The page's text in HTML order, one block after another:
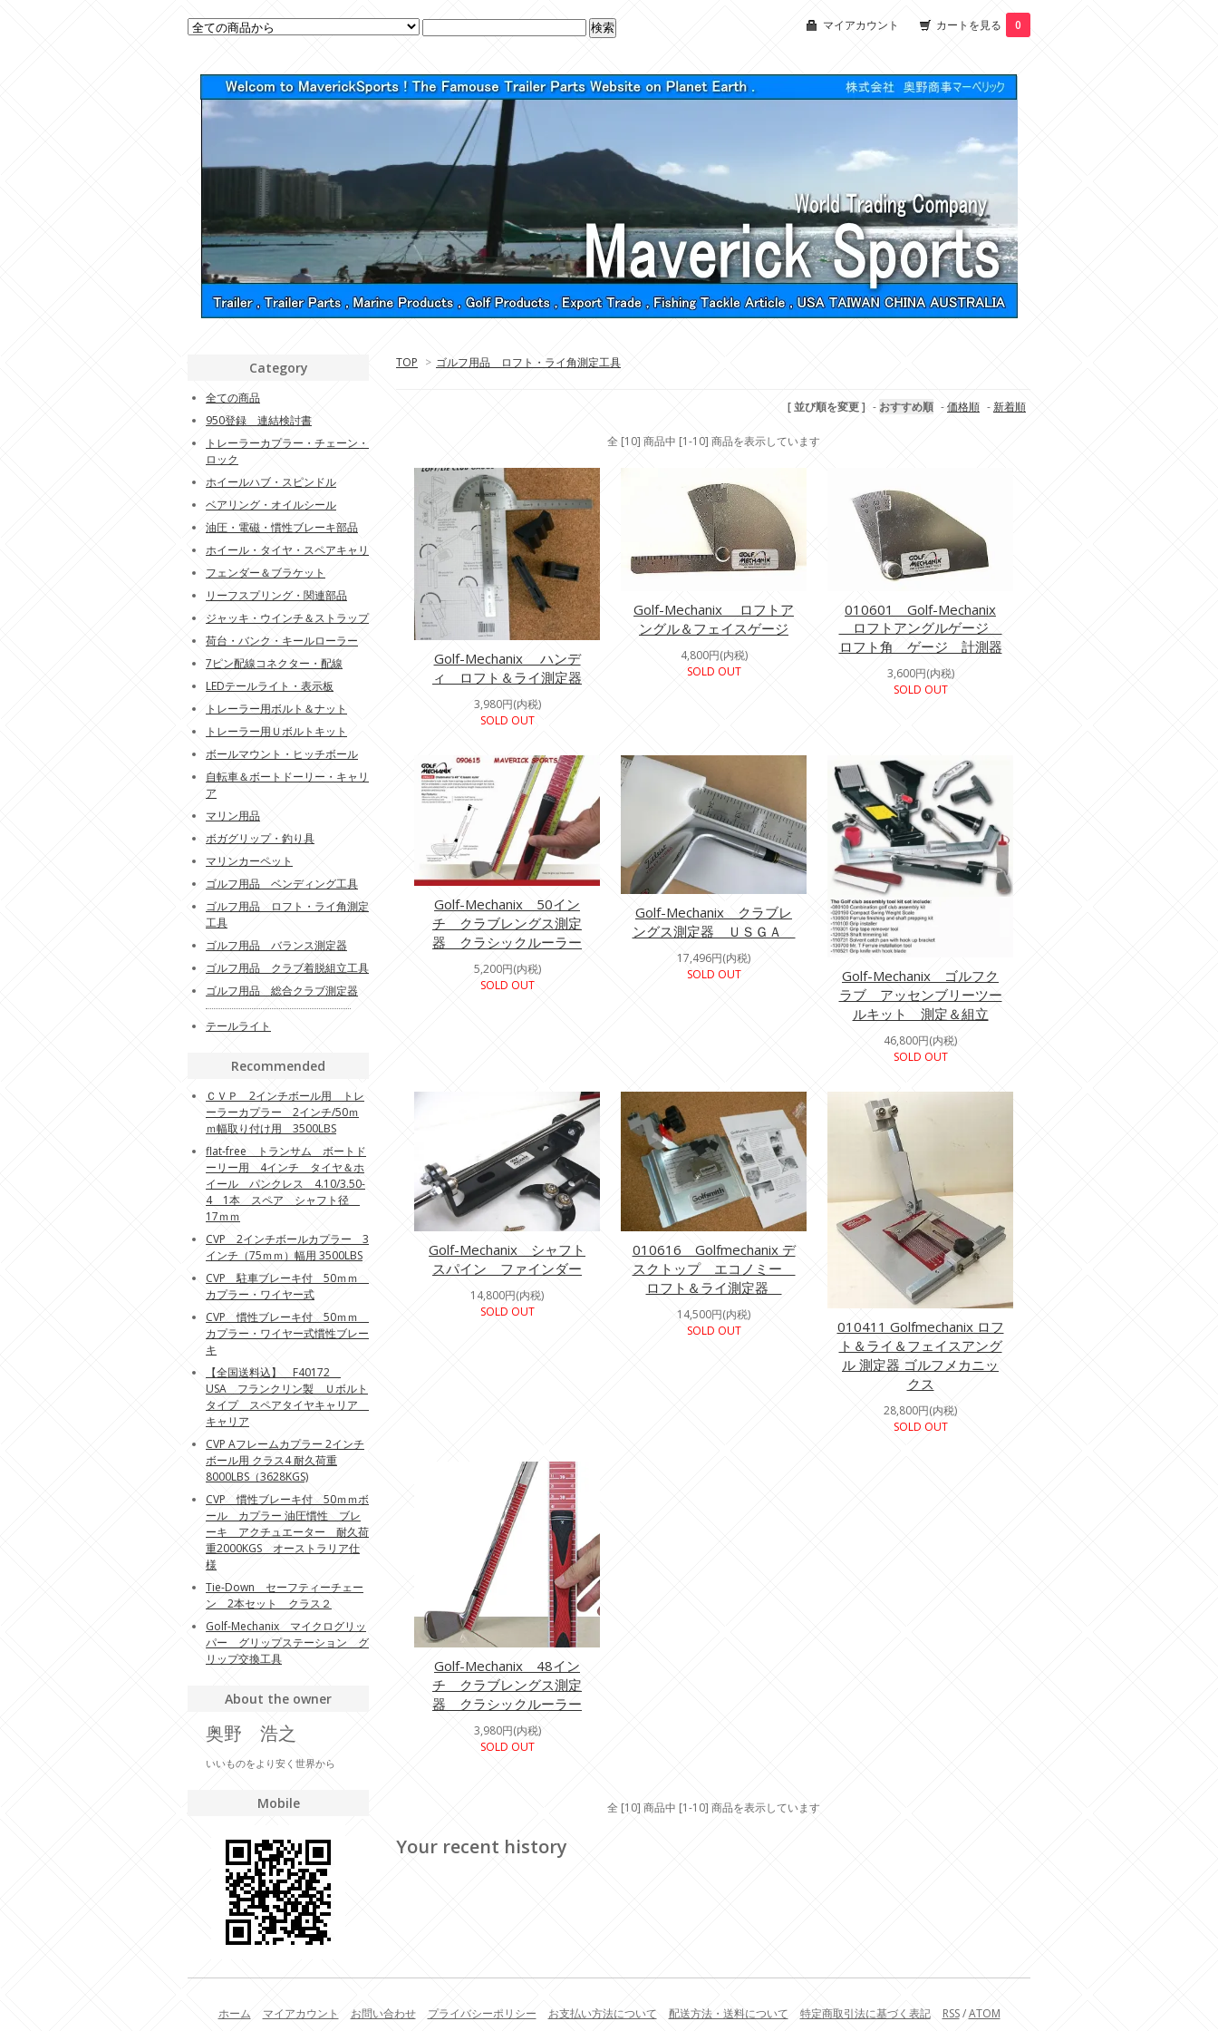
マイアカウント カートを見る 0
TOP > ゴルフ用品 ロフト・ライ角測定工具
[ 並び順を変更 ] - おすすめ順 -価格順 -新着順
全 [10] 商品中 [1-10] 商品を表示しています
Golf-Mechanix ハンデ
ィ ロフト＆ライ測定器
3,980円(内税)
SOLD OUT
Golf-Mechanix ロフトア
ングル＆フェイスゲージ
4,800円(内税)
SOLD OUT
010601 Golf-Mechanix
ロフトアングルゲージ
ロフト角 ゲージ 計測器
3,600円(内税)
SOLD OUT
Golf-Mechanix 50イン
チ クラブレングス測定
器 クラシックルーラー
5,200円(内税)
SOLD OUT
Golf-Mechanix クラブレ
ングス測定器 ＵＳＧＡ
17,496円(内税)
SOLD OUT
Golf-Mechanix ゴルフク
ラブ アッセンブリーツー
ルキット 測定＆組立
46,800円(内税)
SOLD OUT
Golf-Mechanix シャフト
スパイン ファインダー
14,800円(内税)
SOLD OUT
010616 Golfmechanix デ
スクトップ エコノミー
ロフト＆ライ測定器
14,500円(内税)
SOLD OUT
010411 Golfmechanix ロフ
ト＆ライ＆フェイスアング
ル 測定器 ゴルフメカニッ
クス
28,800円(内税)
SOLD OUT
Golf-Mechanix 48イン
チ クラブレングス測定
器 クラシックルーラー
3,980円(内税)
SOLD OUT
全 [10] 商品中 [1-10] 商品を表示しています
Your recent history
Category
全ての商品
950登録 連結検討書
トレーラーカプラー・チェーン・
ロック
ホイールハブ・スピンドル
ベアリング・オイルシール
油圧・電磁・慣性ブレーキ部品
ホイール・タイヤ・スペアキャリ
フェンダー＆ブラケット
リーフスプリング・関連部品
ジャッキ・ウインチ＆ストラップ
荷台・バンク・キールローラー
7ピン配線コネクター・配線
LEDテールライト・表示板
トレーラー用ボルト＆ナット
トレーラー用Ｕボルトキット
ボールマウント・ヒッチボール
自転車＆ボートドーリー・キャリ
ア
マリン用品
ボガグリップ・釣り具
マリンカーペット
ゴルフ用品 ベンディング工具
ゴルフ用品 ロフト・ライ角測定
工具
ゴルフ用品 バランス測定器
ゴルフ用品 クラブ着脱組立工具
ゴルフ用品 総合クラブ測定器
テールライト
Recommended
ＣＶＰ 2インチボール用 トレ
ーラーカプラー 2インチ/50ｍ
ｍ幅取り付け用 3500LBS
flat-free トランサム ボートド
ーリー用 4インチ タイヤ＆ホ
イール パンクレス 4.10/3.50-
4 1本 スペア シャフト径
17ｍｍ
CVP 2インチボールカプラー 3
インチ（75ｍｍ）幅用 3500LBS
CVP 駐車ブレーキ付 50ｍｍ
カプラー・ワイヤー式
CVP 慣性ブレーキ付 50ｍｍ
カプラー・ワイヤー式慣性ブレー
キ
【全国送料込】 F40172
USA フランクリン製 Ｕボルト
タイプ スペアタイヤキャリア
キャリア
CVP Aフレームカプラー 2インチ
ボール用 クラス4 耐久荷重
8000LBS（3628KGS)
CVP 慣性ブレーキ付 50ｍｍボ
ール カプラー 油圧慣性 ブレ
ーキ アクチュエーター 耐久荷
重2000KGS オーストラリア仕
様
Tie-Down セーフティーチェー
ン 2本セット クラス２
Golf-Mechanix マイクログリッ
パー グリップステーション グ
リップ交換工具
About the owner
奥野 浩之
いいものをより安く世界から
Mobile
ホーム マイアカウント お問い合わせ プライバシーポリシー お支払い方法について 配送方法・送料について 特定商取引法に基づく表記 RSS/ATOM